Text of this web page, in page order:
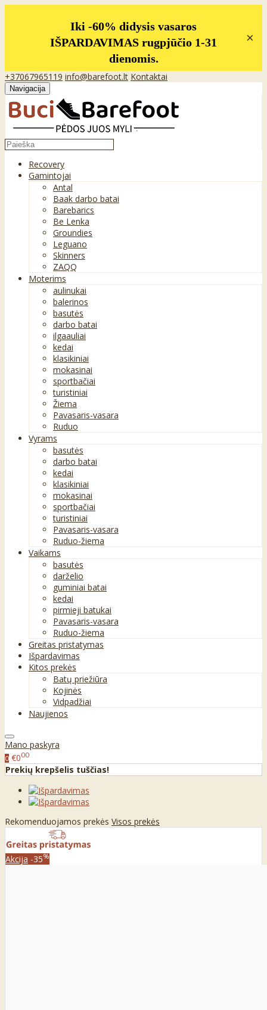
Iki -60% didysis vasaros
IŠPARDAVIMAS rugpjūčio 1-31
dienomis.
×
+37067965119 info@barefoot.lt Kontaktai
Navigacija
Recovery
Gamintojai
Antal
Baak darbo batai
Barebarics
Be Lenka
Groundies
Leguano
Skinners
ZAQQ
Moterims
aulinukai
balerinos
basutės
darbo batai
ilgaauliai
kedai
klasikiniai
mokasinai
sportbačiai
turistiniai
Žiema
Pavasaris-vasara
Ruduo
Vyrams
basutės
darbo batai
kedai
klasikiniai
mokasinai
sportbačiai
turistiniai
Pavasaris-vasara
Ruduo-žiema
Vaikams
basutės
darželio
guminiai batai
kedai
pirmieji batukai
Pavasaris-vasara
Ruduo-žiema
Greitas pristatymas
Išpardavimas
Kitos prekės
Batų priežiūra
Kojinės
Vidpadžiai
Naujienos
Mano paskyra
0 €000
Prekių krepšelis tuščias!
Rekomenduojamos prekės Visos prekės
Akcija -35%